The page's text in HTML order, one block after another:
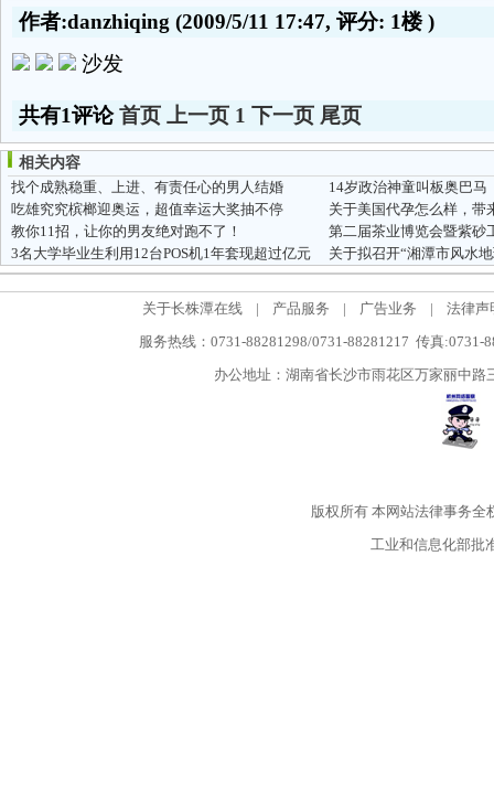
作者:danzhiqing (2009/5/11 17:47, 评分: 1楼)
沙发
共有1评论首页 上一页 1 下一页 尾页
相关内容
找个成熟稳重、上进、有责任心的男人结婚
14岁政治神童叫板奥巴马
吃雄究究槟榔迎奥运，超值幸运大奖抽不停
关于美国代孕怎么样，带
教你11招，让你的男友绝对跑不了！
第二届茶业博览会暨紫砂
3名大学毕业生利用12台POS机1年套现超过亿元
关于长株潭在线 | 产品服务 | 广告业务 |
法律声
服务热线：0731-88281298/0731-88281217 传真:0731-
办公地址：湖南省长沙市雨花区万家丽中
版权所有本网站法律事务全
工业和信息化部批